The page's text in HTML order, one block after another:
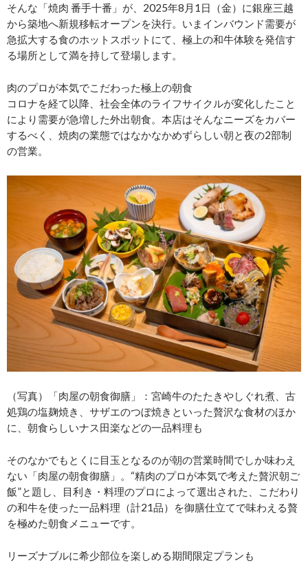
そんな「焼肉 番手十番」が、2025年8月1日（金）に銀座三越
から築地へ新規移転オープンを決行。いまインバウンド需要が
急拡大する食のホットスポットにて、極上の和牛体験を発信す
る場所として満を持して登場します。
肉のプロが本気でこだわった極上の朝食
コロナを経て以降、社会全体のライフサイクルが変化したこと
により需要が急増した外出朝食。本店はそんなニーズをカバー
するべく、焼肉の業態ではなかなかめずらしい朝と夜の2部制
の営業。
（写真）「肉屋の朝食御膳」：宮崎牛のたたきやしぐれ煮、古
処鶏の塩麹焼き、サザエのつぼ焼きといった贅沢な食材のほか
に、朝食らしいナス田楽などの一品料理も
そのなかでもとくに目玉となるのが朝の営業時間でしか味わえ
ない「肉屋の朝食御膳」。“精肉のプロが本気で考えた贅沢朝ご
飯”と題し、目利き・料理のプロによって選出された、こだわり
の和牛を使った一品料理（計21品）を御膳仕立てで味わえる贅
を極めた朝食メニューです。
リーズナブルに希少部位を楽しめる期間限定プランも